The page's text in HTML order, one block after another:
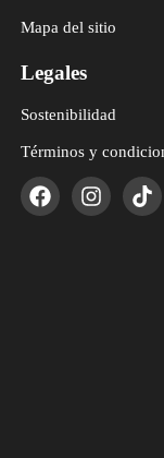
Mapa del sitio
Legales
Sostenibilidad
Términos y